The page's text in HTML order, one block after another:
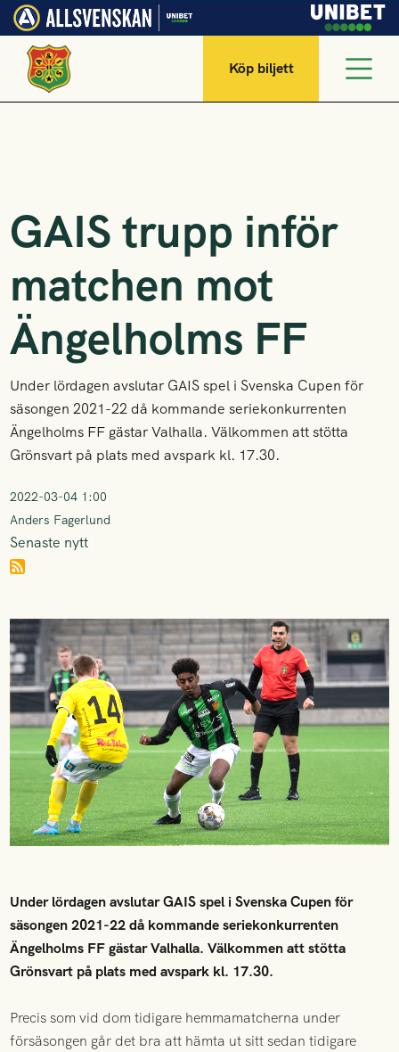
Köp biljett
GAIS trupp inför
matchen mot
Ängelholms FF
Under lördagen avslutar GAIS spel i Svenska Cupen för
säsongen 2021-22 då kommande seriekonkurrenten
Ängelholms FF gästar Valhalla. Välkommen att stötta
Grönsvart på plats med avspark kl. 17.30.
2022-03-04 1:00
Anders Fagerlund
Senaste nytt
Under lördagen avslutar GAIS spel i Svenska Cupen för
säsongen 2021-22 då kommande seriekonkurrenten
Ängelholms FF gästar Valhalla. Välkommen att stötta
Grönsvart på plats med avspark kl. 17.30.
Precis som vid dom tidigare hemmamatcherna under
försäsongen går det bra att hämta ut sitt sedan tidigare